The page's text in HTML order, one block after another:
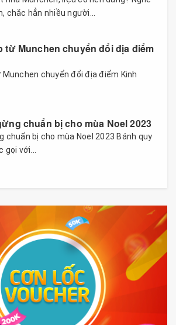
chắc hẳn nhiều người...
từ Munchen chuyển đổi địa điểm
chuyển đổi địa điểm Kinh
chuẩn bị cho mùa Noel 2023
chuẩn bị cho mùa Noel 2023 Bánh quy
gọi với...